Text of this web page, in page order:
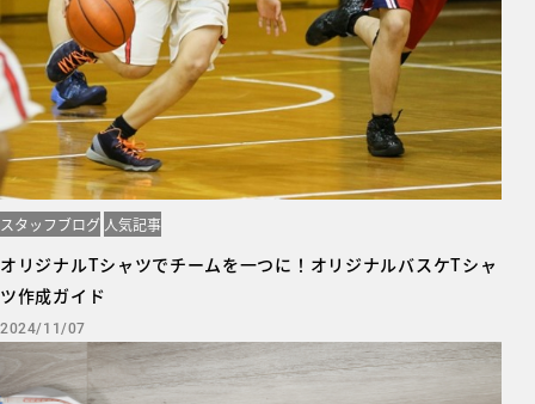
スタッフブログ 人気記事
オリジナルTシャツでチームを一つに！オリジナルバスケTシャ
ツ作成ガイド
2024/11/07